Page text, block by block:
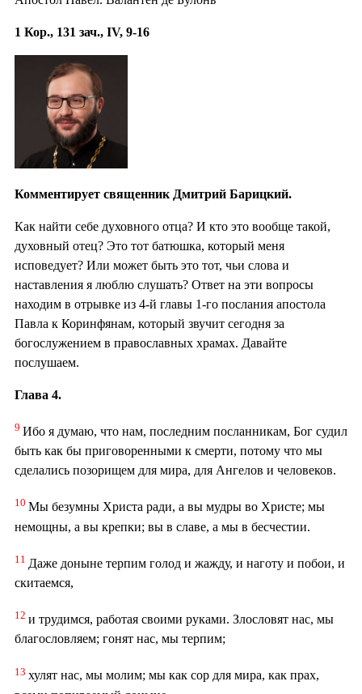
1 Кор., 131 зач., IV, 9-16
Комментирует священник Дмитрий Барицкий.
Как найти себе духовного отца? И кто это вообще такой,
духовный отец? Это тот батюшка, который меня
исповедует? Или может быть это тот, чьи слова и
наставления я люблю слушать? Ответ на эти вопросы
находим в отрывке из 4-й главы 1-го послания апостола
Павла к Коринфянам, который звучит сегодня за
богослужением в православных храмах. Давайте
послушаем.
Глава 4.
9 Ибо я думаю, что нам, последним посланникам, Бог судил
быть как бы приговоренными к смерти, потому что мы
сделались позорищем для мира, для Ангелов и человеков.
10 Мы безумны Христа ради, а вы мудры во Христе; мы
немощны, а вы крепки; вы в славе, а мы в бесчестии.
11 Даже доныне терпим голод и жажду, и наготу и побои, и
скитаемся,
12 и трудимся, работая своими руками. Злословят нас, мы
благословляем; гонят нас, мы терпим;
13 хулят нас, мы молим; мы как сор для мира, как прах,